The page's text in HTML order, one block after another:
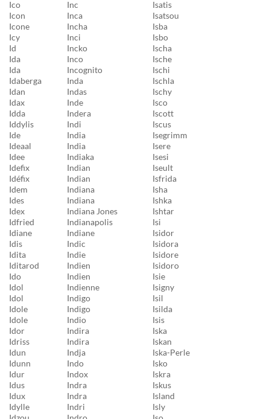
Ico
Icon
Icone
Icy
Id
Ida
Ida
Idaberga
Idan
Idax
Idda
Iddylis
Ide
Ideaal
Idee
Idefix
Idéfix
Idem
Ides
Idex
Idfried
Idiane
Idis
Idita
Iditarod
Ido
Idol
Idol
Idole
Idole
Idor
Idriss
Idun
Idunn
Idur
Idus
Idux
Idylle
Inc
Inca
Incha
Inci
Incko
Inco
Incognito
Inda
Indas
Inde
Indera
Indi
India
India
Indiaka
Indian
Indian
Indiana
Indiana
Indiana Jones
Indianapolis
Indiane
Indic
Indie
Indien
Indien
Indienne
Indigo
Indigo
Indio
Indira
Indira
Indja
Indo
Indox
Indra
Indra
Indri
Isatis
Isatsou
Isba
Isbo
Ischa
Ische
Ischi
Ischla
Ischy
Isco
Iscott
Iscus
Isegrimm
Isere
Isesi
Iseult
Isfrida
Isha
Ishka
Ishtar
Isi
Isidor
Isidora
Isidore
Isidoro
Isie
Isigny
Isil
Isilda
Isis
Iska
Iskan
Iska-Perle
Isko
Iskra
Iskus
Island
Isly